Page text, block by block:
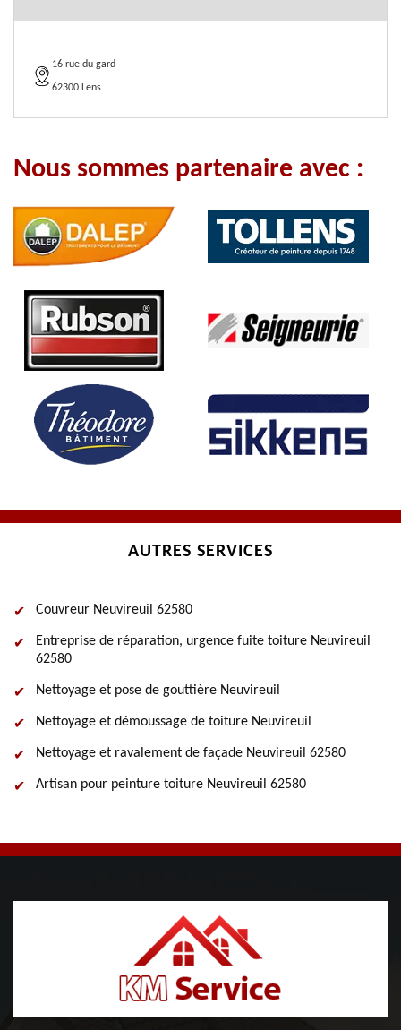
16 rue du gard
62300 Lens
Nous sommes partenaire avec :
AUTRES SERVICES
Couvreur Neuvireuil 62580
Entreprise de réparation, urgence fuite toiture Neuvireuil
62580
Nettoyage et pose de gouttière Neuvireuil
Nettoyage et démoussage de toiture Neuvireuil
Nettoyage et ravalement de façade Neuvireuil 62580
Artisan pour peinture toiture Neuvireuil 62580